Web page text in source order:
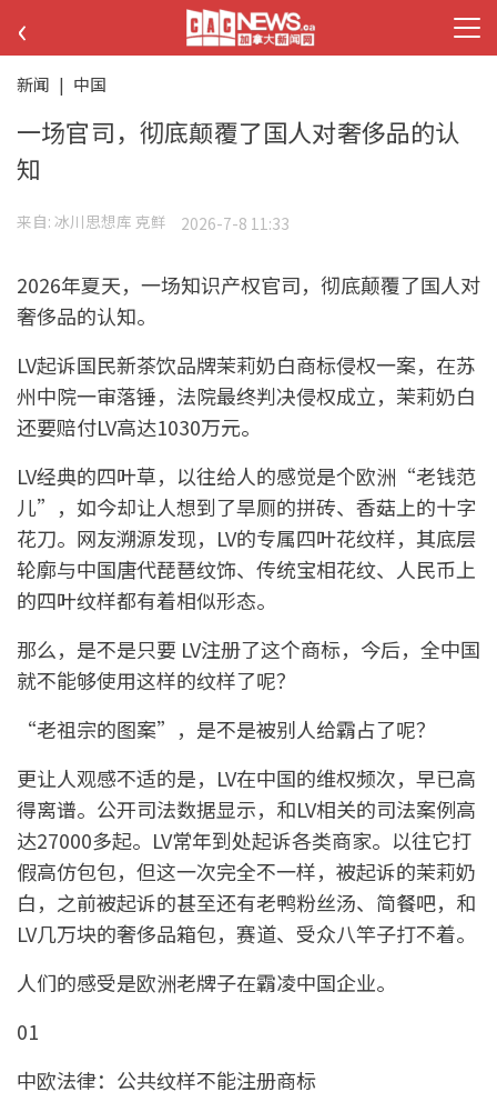
‹
新闻 | 中国
一场官司，彻底颠覆了国人对奢侈品的认
知
来自: 冰川思想库 克鲜 2026-7-8 11:33
2026年夏天，一场知识产权官司，彻底颠覆了国人对
奢侈品的认知。
LV起诉国民新茶饮品牌茉莉奶白商标侵权一案，在苏
州中院一审落锤，法院最终判决侵权成立，茉莉奶白
还要赔付LV高达1030万元。
LV经典的四叶草，以往给人的感觉是个欧洲“老钱范
儿”，如今却让人想到了旱厕的拼砖、香菇上的十字
花刀。网友溯源发现，LV的专属四叶花纹样，其底层
轮廓与中国唐代琵琶纹饰、传统宝相花纹、人民币上
的四叶纹样都有着相似形态。
那么，是不是只要 LV注册了这个商标，今后，全中国
就不能够使用这样的纹样了呢？
“老祖宗的图案”，是不是被别人给霸占了呢？
更让人观感不适的是，LV在中国的维权频次，早已高
得离谱。公开司法数据显示，和LV相关的司法案例高
达27000多起。LV常年到处起诉各类商家。以往它打
假高仿包包，但这一次完全不一样，被起诉的茉莉奶
白，之前被起诉的甚至还有老鸭粉丝汤、简餐吧，和
LV几万块的奢侈品箱包，赛道、受众八竿子打不着。
人们的感受是欧洲老牌子在霸凌中国企业。
01
中欧法律：公共纹样不能注册商标